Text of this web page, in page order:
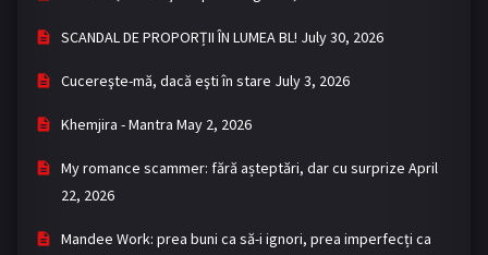
Contul meu Ieși
SCANDAL DE PROPORȚII ÎN LUMEA BL! July 30, 2026
Cucereşte-mă, dacă eşti în stare July 3, 2026
Khemjira - Mantra May 2, 2026
My romance scammer: fără așteptări, dar cu surprize April
22, 2026
Mandee Work: prea buni ca să-i ignori, prea imperfecți ca